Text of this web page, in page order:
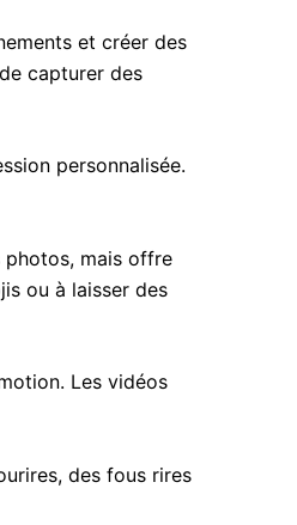
et créer des
capturer des
personnalisée.
photos, mais offre
ou à laisser des
Les vidéos
des fous rires